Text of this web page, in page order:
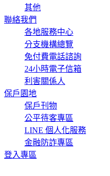
其他
聯絡我們
各地服務中心
分支機構總覽
免付費電話諮詢
24小時電子信箱
利害關係人
保戶園地
保戶刊物
公平待客專區
LINE 個人化服務
金融防詐專區
登入專區